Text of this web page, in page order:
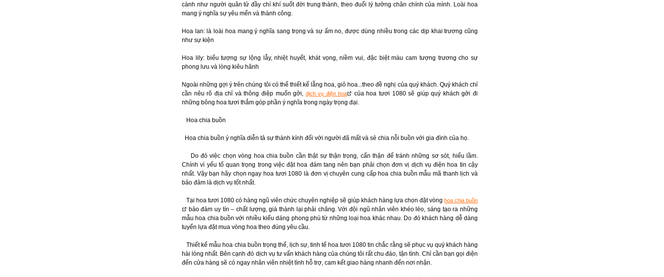
cành như người quân tử đầy chí khí suốt đời trung thành, theo đuổi lý tưởng chân chính của mình. Loài hoa
mang ý nghĩa sự yêu mến và thành công.
Hoa lan: là loài hoa mang ý nghĩa sang trọng và sự ấm no, được dùng nhiều trong các dịp khai trương cũng
như sự kiện
Hoa lily: biểu tượng sự lộng lẫy, nhiệt huyết, khát vọng, niềm vui, đặc biệt màu cam tượng trương cho sự
phong lưu và lòng kiêu hãnh
Ngoài những gợi ý trên chúng tôi có thể thiết kế lẵng hoa, giỏ hoa...theo đề nghị của quý khách. Quý khách chỉ
cần nêu rõ địa chỉ và thông điệp muốn gởi,
dịch vụ điện hoa
của hoa tươi 1080 sẽ giúp quý khách gởi đi
những bông hoa tươi thắm góp phần ý nghĩa trong ngày trọng đại.
Hoa chia buồn
Hoa chia buồn ý nghĩa diễn tả sự thành kính đối với người đã mất và sẻ chia nỗi buồn với gia đình của họ.
Do đó việc chọn vòng hoa chia buồn cần thật sự thận trọng, cẩn thận để tránh những sơ sót, hiểu lầm.
Chính vì yếu tố quan trọng trong việc đặt hoa đám tang nên bạn phải chọn đơn vị dịch vụ điện hoa tin cậy
nhất. Vậy bạn hãy chọn ngay hoa tươi 1080 là đơn vị chuyên cung cấp hoa chia buồn mẫu mã thanh lịch và
bảo đảm là dịch vụ tốt nhất.
Tại hoa tươi 1080 có hàng ngũ viên chức chuyên nghiệp sẽ giúp khách hàng lựa chọn đặt vòng hoa chia buồn
bảo đảm uy tín – chất lượng, giá thành lại phải chăng. Với đội ngũ nhân viên khéo léo, sáng tạo ra những
mẫu hoa chia buồn với nhiều kiểu dáng phong phú từ những loại hoa khác nhau. Do đó khách hàng dễ dàng
tuyển lựa đặt mua vòng hoa theo đúng yêu cầu.
Thiết kế mẫu hoa chia buồn trọng thể, lịch sự, tinh tế hoa tươi 1080 tin chắc rằng sẽ phục vụ quý khách hàng
hài lòng nhất. Bên cạnh đó dịch vụ tư vấn khách hàng của chúng tôi rất chu đáo, tận tình. Chỉ cần bạn gọi điện
đến cửa hàng sẽ có ngay nhân viên nhiệt tình hỗ trợ, cam kết giao hàng nhanh đến nơi nhận.